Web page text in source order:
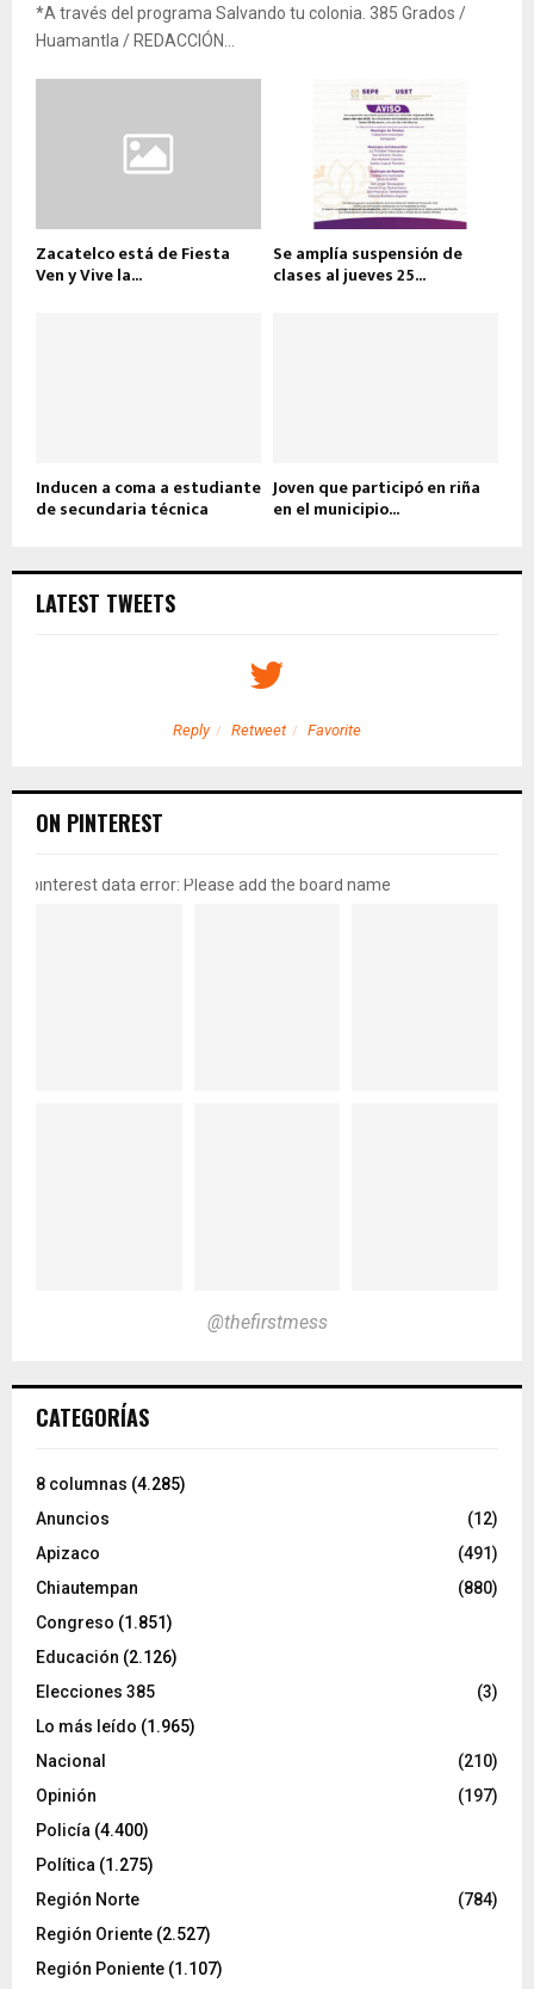
*A través del programa Salvando tu colonia. 385 Grados /
Huamantla / REDACCIÓN...
Zacatelco está de Fiesta
Ven y Vive la...
Se amplía suspensión de
clases al jueves 25...
Inducen a coma a estudiante
de secundaria técnica
Joven que participó en riña
en el municipio...
LATEST TWEETS
Reply Retweet Favorite
ON PINTEREST
pinterest data error: Please add the board name
@thefirstmess
CATEGORÍAS
8 columnas (4.285)
Anuncios
(12)
Apizaco
(491)
Chiautempan
(880)
Congreso (1.851)
Educación (2.126)
Elecciones 385
(3)
Lo más leído (1.965)
Nacional
(210)
Opinión
(197)
Policía (4.400)
Política (1.275)
Región Norte
(784)
Región Oriente (2.527)
Región Poniente (1.107)